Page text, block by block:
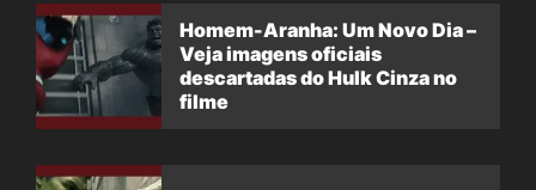
Homem-Aranha: Um Novo Dia –
Veja imagens oficiais
descartadas do Hulk Cinza no
filme